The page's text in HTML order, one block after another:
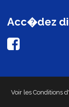
Acc�dez
Voir les Conditions